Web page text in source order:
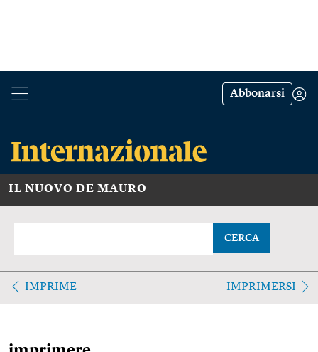
Abbonarsi
IL NUOVO DE MAURO
CERCA
IMPRIME IMPRIMERSI